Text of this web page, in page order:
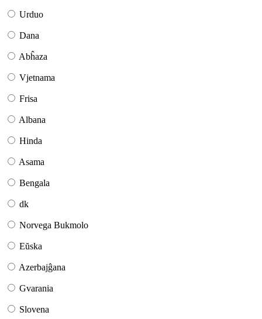
Urduo
Dana
Abĥaza
Vjetnama
Frisa
Albana
Hinda
Asama
Bengala
dk
Norvega Bukmolo
Eŭska
Azerbajĝana
Gvarania
Slovena